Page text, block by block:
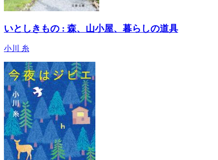
いとしきもの : 森、山小屋、暮らしの道具
小川 糸